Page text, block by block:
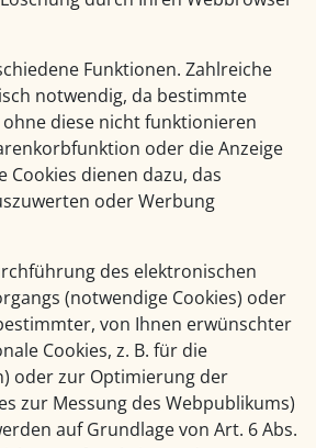
Funktionen. Zahlreiche
notwendig, da bestimmte
diese nicht funktionieren
oder die Anzeige
Cookies dienen dazu, das
oder Werbung
des elektronischen
(notwendige Cookies) oder
von Ihnen erwünschter
Cookies, z. B. für die
oder zur Optimierung der
zur Messung des Webpublikums)
auf Grundlage von Art. 6 Abs.